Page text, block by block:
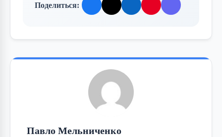
Поделиться:
Павло Мельниченко